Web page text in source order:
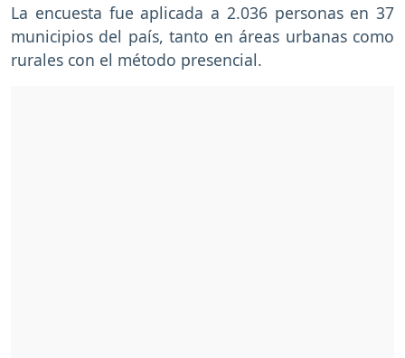
La encuesta fue aplicada a 2.036 personas en 37
municipios del país, tanto en áreas urbanas como
rurales con el método presencial.